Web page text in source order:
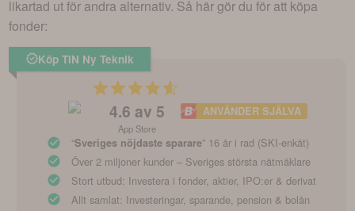
likartad ut för andra alternativ. Så här gör du för att köpa
fonder:
Köp TIN Ny Teknik
4.6 av 5
App Store
ANVÄNDER SJÄLVA
“Sveriges nöjdaste sparare” 16 år i rad (SKI-enkät)
Över 2 miljoner kunder – Sveriges största nätmäklare
Stort utbud: Investera i fonder, aktier, IPO:er & derivat
Allt samlat: Investeringar, sparande, pension & bolån